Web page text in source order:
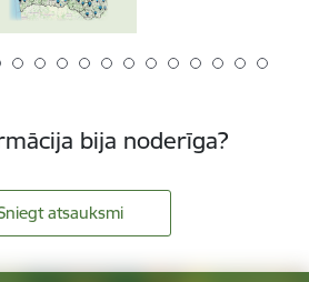
bija noderīga?
atsauksmi